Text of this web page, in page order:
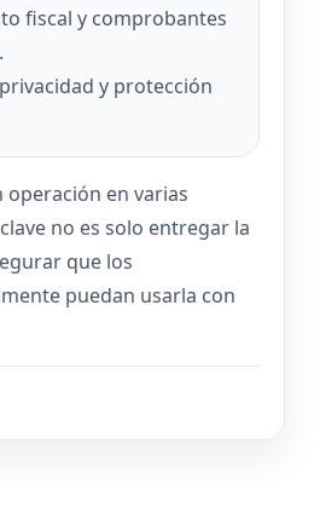
fiscal y comprobantes
y protección
operación en varias
no es solo entregar la
que los
puedan usarla con